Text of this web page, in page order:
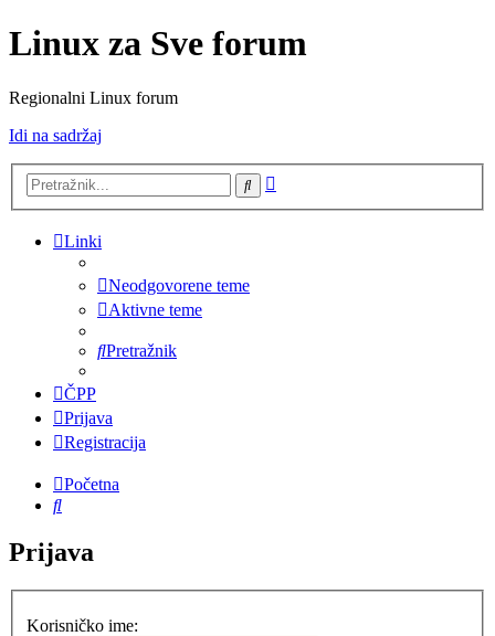
Linux za Sve forum
Regionalni Linux forum
Idi na sadržaj
Pretražnik
Linki
Neodgovorene teme
Aktivne teme
Pretražnik
ČPP
Prijava
Registracija
Početna
Pretražnik
Prijava
Korisničko ime: